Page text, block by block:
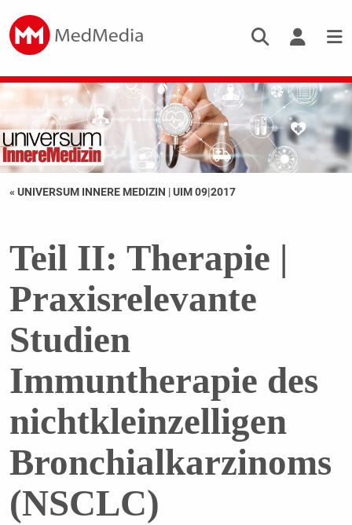
« UNIVERSUM INNERE MEDIZIN |UIM 09|2017
Teil II: Therapie |
Praxisrelevante
Studien
Immuntherapie des
nichtkleinzelligen
Bronchialkarzinoms
(NSCLC)